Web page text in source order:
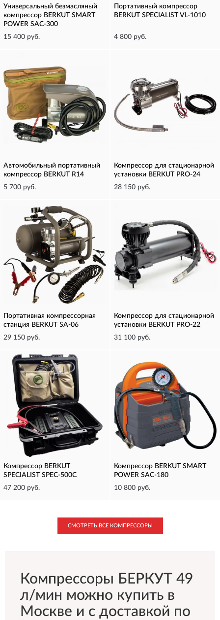
Универсальный безмасляный
компрессор BERKUT SMART
POWER SAC-300
15 400 руб.
Портативный компрессор
BERKUT SPECIALIST VL-1010
4 800 руб.
Автомобильный портативный
компрессор BERKUT R14
5 700 руб.
Компрессор для стационарной
установки BERKUT PRO-24
28 150 руб.
Портативная компрессорная
станция BERKUT SA-06
29 150 руб.
Компрессор для стационарной
установки BERKUT PRO-22
31 100 руб.
Компрессор BERKUT
SPECIALIST SPEC-500С
47 200 руб.
Компрессор BERKUT SMART
POWER SAC-180
10 800 руб.
СМОТРЕТЬ ВСЕ КОМПРЕССОРЫ
Компрессоры БЕРКУТ 49
л/мин можно купить в
Москве и с доставкой по